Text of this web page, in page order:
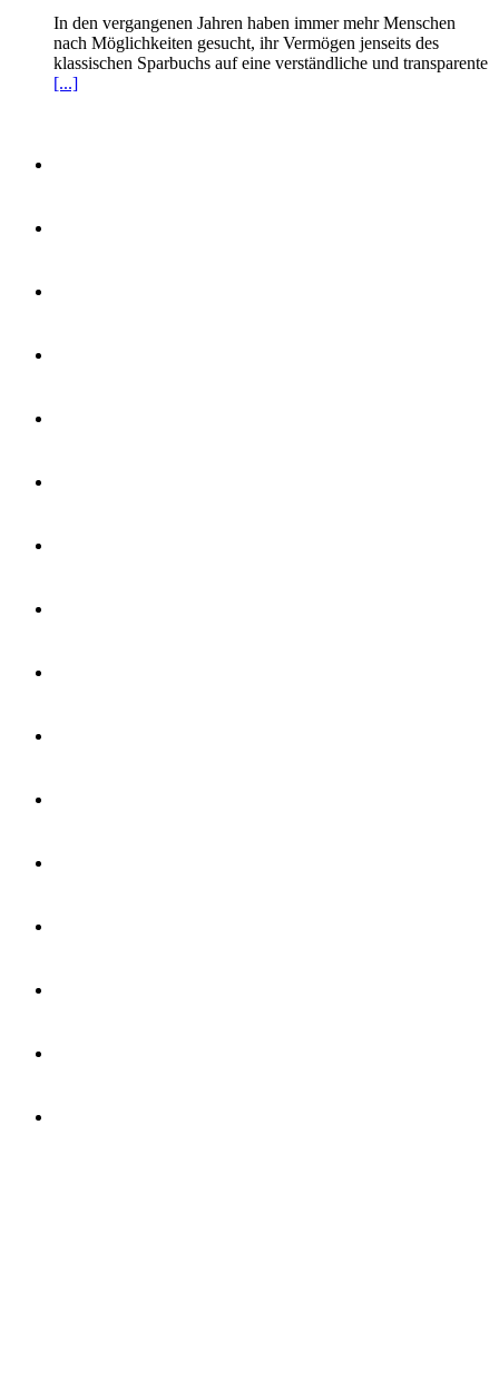
In den vergangenen Jahren haben immer mehr Menschen
nach Möglichkeiten gesucht, ihr Vermögen jenseits des
klassischen Sparbuchs auf eine verständliche und transparente
[...]